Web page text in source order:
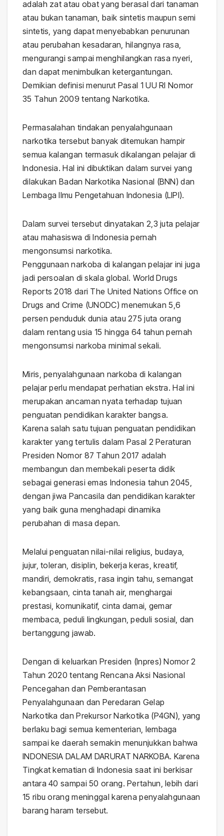
adalah zat atau obat yang berasal dari tanaman
atau bukan tanaman, baik sintetis maupun semi
sintetis, yang dapat menyebabkan penurunan
atau perubahan kesadaran, hilangnya rasa,
mengurangi sampai menghilangkan rasa nyeri,
dan dapat menimbulkan ketergantungan.
Demikian definisi menurut Pasal 1 UU RI Nomor
35 Tahun 2009 tentang Narkotika.
Permasalahan tindakan penyalahgunaan
narkotika tersebut banyak ditemukan hampir
semua kalangan termasuk dikalangan pelajar di
Indonesia. Hal ini dibuktikan dalam survei yang
dilakukan Badan Narkotika Nasional (BNN) dan
Lembaga Ilmu Pengetahuan Indonesia (LIPI).
Dalam survei tersebut dinyatakan 2,3 juta pelajar
atau mahasiswa di Indonesia pernah
mengonsumsi narkotika.
Penggunaan narkoba di kalangan pelajar ini juga
jadi persoalan di skala global. World Drugs
Reports 2018 dari The United Nations Office on
Drugs and Crime (UNODC) menemukan 5,6
persen penduduk dunia atau 275 juta orang
dalam rentang usia 15 hingga 64 tahun pernah
mengonsumsi narkoba minimal sekali.
Miris, penyalahgunaan narkoba di kalangan
pelajar perlu mendapat perhatian ekstra. Hal ini
merupakan ancaman nyata terhadap tujuan
penguatan pendidikan karakter bangsa.
Karena salah satu tujuan penguatan pendidikan
karakter yang tertulis dalam Pasal 2 Peraturan
Presiden Nomor 87 Tahun 2017 adalah
membangun dan membekali peserta didik
sebagai generasi emas Indonesia tahun 2045,
dengan jiwa Pancasila dan pendidikan karakter
yang baik guna menghadapi dinamika
perubahan di masa depan.
Melalui penguatan nilai-nilai religius, budaya,
jujur, toleran, disiplin, bekerja keras, kreatif,
mandiri, demokratis, rasa ingin tahu, semangat
kebangsaan, cinta tanah air, menghargai
prestasi, komunikatif, cinta damai, gemar
membaca, peduli lingkungan, peduli sosial, dan
bertanggung jawab.
Dengan di keluarkan Presiden (Inpres) Nomor 2
Tahun 2020 tentang Rencana Aksi Nasional
Pencegahan dan Pemberantasan
Penyalahgunaan dan Peredaran Gelap
Narkotika dan Prekursor Narkotika (P4GN), yang
berlaku bagi semua kementerian, lembaga
sampai ke daerah semakin menunjukkan bahwa
INDONESIA DALAM DARURAT NARKOBA. Karena
Tingkat kematian di Indonesia saat ini berkisar
antara 40 sampai 50 orang. Pertahun, lebih dari
15 ribu orang meninggal karena penyalahgunaan
barang haram tersebut.